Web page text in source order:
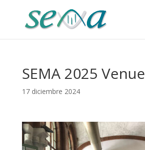
SEMA 2025 Venue
17 diciembre 2024